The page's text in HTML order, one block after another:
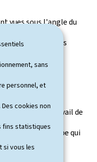
sans
personnel, et
cookies non
fins statistiques
si vous les
vues sous l'angle du
en analysant les
qui peuvent
pour leur travail de
prochaine étape qui
la définition de